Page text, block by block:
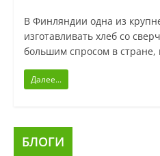
В Финляндии одна из
изготавливать хлеб со
большим спросом в стране,
Далее...
БЛОГИ